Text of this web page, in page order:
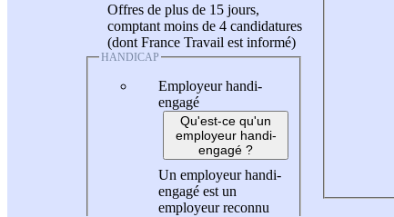
Offres de plus de 15 jours,
comptant moins de 4 candidatures
(dont France Travail est informé)
HANDICAP
Employeur handi-
engagé
Qu'est-ce qu'un
employeur handi-
engagé ?
Un employeur handi-
engagé est un
employeur reconnu